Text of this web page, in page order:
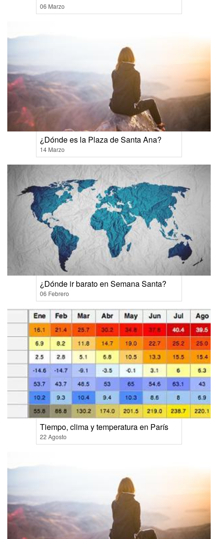
06 Marzo
¿Dónde es la Plaza de Santa Ana?
14 Marzo
¿Dónde ir barato en Semana Santa?
06 Febrero
Tiempo, clima y temperatura en París
22 Agosto